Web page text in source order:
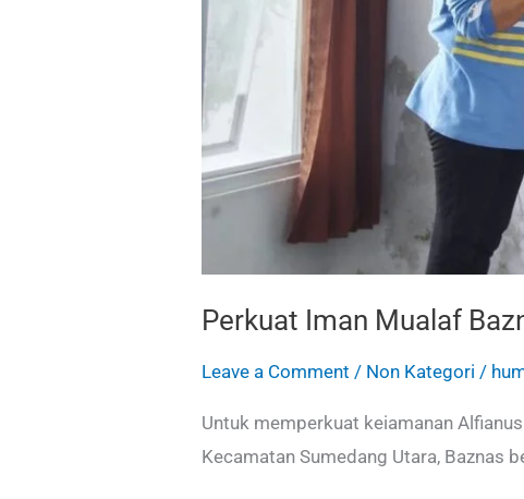
Perkuat Iman Mualaf
Leave a Comment / Non Kategori /
Untuk memperkuat keiamanan
Kecamatan Sumedang Utara, Baznas